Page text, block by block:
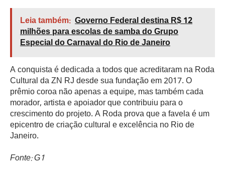
Leia também: Governo Federal destina R$ 12
milhões para escolas de samba do Grupo
Especial do Carnaval do Rio de Janeiro
A conquista é dedicada a todos que acreditaram na Roda
Cultural da ZN RJ desde sua fundação em 2017. O
prêmio coroa não apenas a equipe, mas também cada
morador, artista e apoiador que contribuiu para o
crescimento do projeto. A Roda prova que a favela é um
epicentro de criação cultural e excelência no Rio de
Janeiro.
Fonte: G1